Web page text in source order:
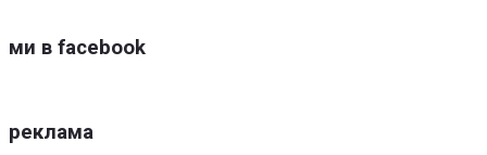
ми в facebook
реклама